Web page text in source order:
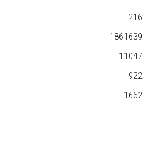
216
1861639
11047
922
1662